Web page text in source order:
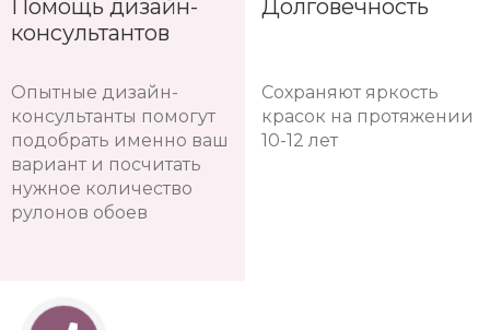
Помощь дизайн-
консультантов
Опытные дизайн-
консультанты помогут
подобрать именно ваш
вариант и посчитать
нужное количество
рулонов обоев
Долговечность
Сохраняют яркость
красок на протяжении
10-12 лет